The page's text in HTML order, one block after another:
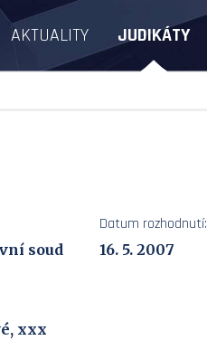
AKTUALITY JUDIKÁTY
soud
Datum rozhodnutí:
16. 5. 2007
xxx